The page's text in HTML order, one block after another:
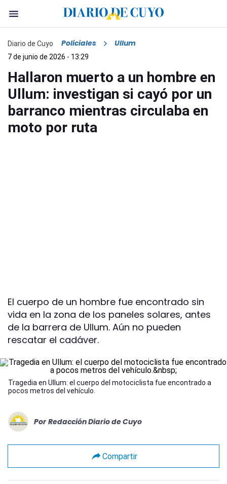
Diario de Cuyo Policiales Ullum
7 de junio de 2026 - 13:29
Hallaron muerto a un hombre en
Ullum: investigan si cayó por un
barranco mientras circulaba en
moto por ruta
El cuerpo de un hombre fue encontrado sin
vida en la zona de los paneles solares, antes
de la barrera de Ullum. Aún no pueden
rescatar el cadáver.
Tragedia en Ullum: el cuerpo del motociclista fue encontrado a
pocos metros del vehículo.
Por Redacción Diario de Cuyo
Compartir